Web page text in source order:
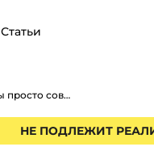
Статьи
Шоко набор- Дорогой сестре. Ты просто совершенство!
НЕ ПОДЛЕЖИТ